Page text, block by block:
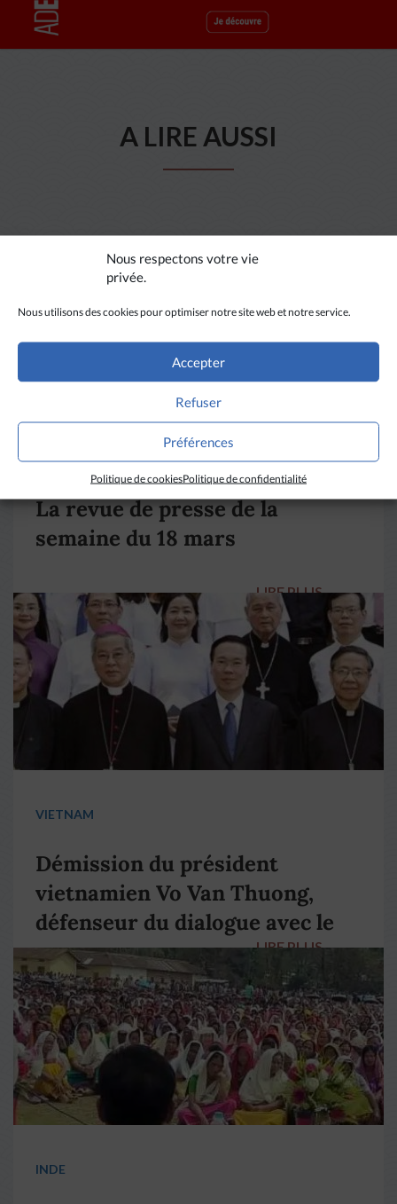
Nous respectons votre vie
privée.
Nous utilisons des cookies pour optimiser notre site web et notre service.
Accepter
Refuser
Préférences
Politique de cookiesPolitique de confidentialité
A LIRE AUSSI
DIVERS HORIZONS
La revue de presse de la
semaine du 18 mars
LIRE PLUS →
VIETNAM
Démission du président
vietnamien Vo Van Thuong,
défenseur du dialogue avec le
pape François
LIRE PLUS →
INDE